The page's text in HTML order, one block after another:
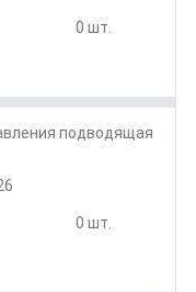
0 шт.
подводящая
0 шт.